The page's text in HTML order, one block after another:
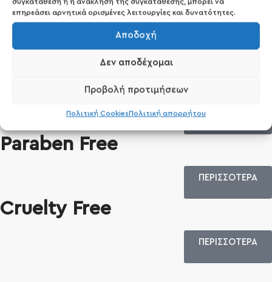
επηρεάσει αρνητικά ορισμένες λειτουργίες και δυνατότητες.
Αποδοχή
Δεν αποδέχομαι
Προβολή προτιμήσεων
Πολιτική CookiesΠολιτική απορρήτου
Vegan Προϊόντα
ΠΕΡΙΣΣΟΤΕΡΑ
ΠΕΡΙΣΣΟΤΕΡΑ
Paraben Free
ΠΕΡΙΣΣΟΤΕΡΑ
Cruelty Free
ΠΕΡΙΣΣΟΤΕΡΑ